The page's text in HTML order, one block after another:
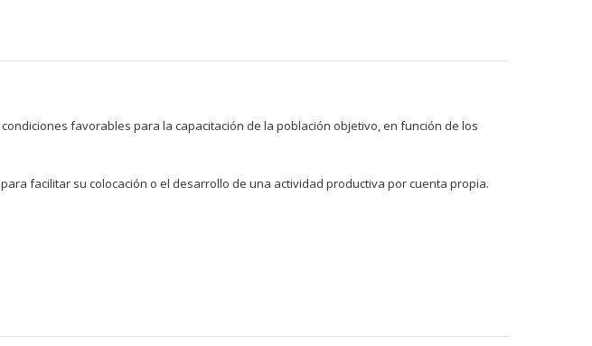
favorables para la capacitación de la población objetivo, en función de los
facilitar su colocación o el desarrollo de una actividad productiva por cuenta propia.